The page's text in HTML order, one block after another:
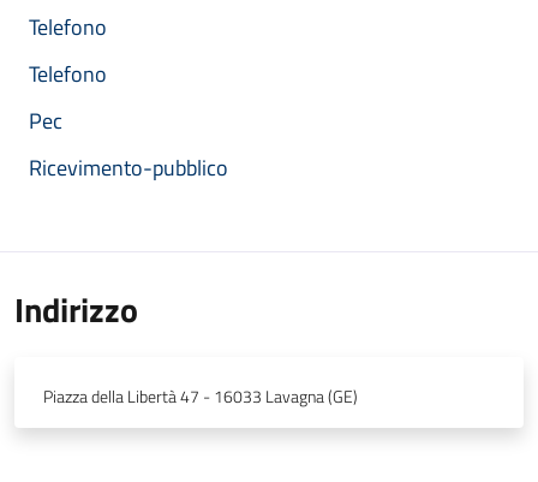
Telefono
Telefono
Pec
Ricevimento-pubblico
Indirizzo
Piazza della Libertà 47 - 16033 Lavagna (GE)